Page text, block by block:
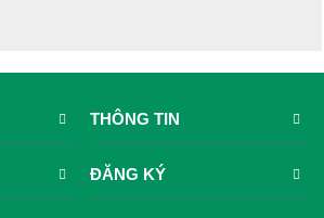
THÔNG TIN
ĐĂNG KÝ